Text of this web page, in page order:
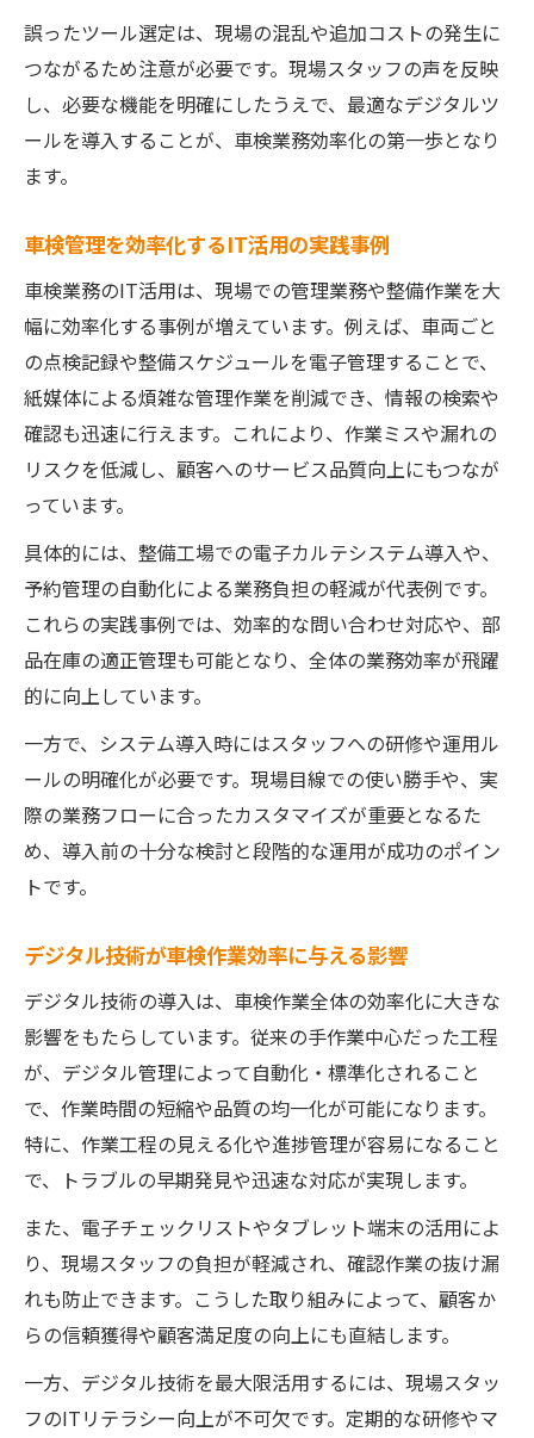
誤ったツール選定は、現場の混乱や追加コストの発生に
つながるため注意が必要です。現場スタッフの声を反映
し、必要な機能を明確にしたうえで、最適なデジタルツ
ールを導入することが、車検業務効率化の第一歩となり
ます。
車検管理を効率化するIT活用の実践事例
車検業務のIT活用は、現場での管理業務や整備作業を大
幅に効率化する事例が増えています。例えば、車両ごと
の点検記録や整備スケジュールを電子管理することで、
紙媒体による煩雑な管理作業を削減でき、情報の検索や
確認も迅速に行えます。これにより、作業ミスや漏れの
リスクを低減し、顧客へのサービス品質向上にもつなが
っています。
具体的には、整備工場での電子カルテシステム導入や、
予約管理の自動化による業務負担の軽減が代表例です。
これらの実践事例では、効率的な問い合わせ対応や、部
品在庫の適正管理も可能となり、全体の業務効率が飛躍
的に向上しています。
一方で、システム導入時にはスタッフへの研修や運用ル
ールの明確化が必要です。現場目線での使い勝手や、実
際の業務フローに合ったカスタマイズが重要となるた
め、導入前の十分な検討と段階的な運用が成功のポイン
トです。
デジタル技術が車検作業効率に与える影響
デジタル技術の導入は、車検作業全体の効率化に大きな
影響をもたらしています。従来の手作業中心だった工程
が、デジタル管理によって自動化・標準化されること
で、作業時間の短縮や品質の均一化が可能になります。
特に、作業工程の見える化や進捗管理が容易になること
で、トラブルの早期発見や迅速な対応が実現します。
また、電子チェックリストやタブレット端末の活用によ
り、現場スタッフの負担が軽減され、確認作業の抜け漏
れも防止できます。こうした取り組みによって、顧客か
らの信頼獲得や顧客満足度の向上にも直結します。
一方、デジタル技術を最大限活用するには、現場スタッ
フのITリテラシー向上が不可欠です。定期的な研修やマ